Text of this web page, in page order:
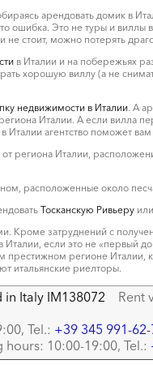
арендовать домик в
ошибка. Это не туры и виллы
стоит, можно потерять
в Италии и на побережьях
хорошую виллу (а не
недвижимости в Италии. А
Италии. А если вилла
агентство поможет
региона Италии,
расположенные около
Тосканскую Ривьеру или
затруднений с
если это не «первый
регионе
итальянские риелторы.
in Italy IM138072 Rent
Tel.: +39 345 991-62-
hours: 10:00-19:00, Tel.: